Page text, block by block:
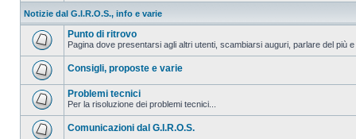
Notizie dal G.I.R.O.S., info e varie
Punto di ritrovo
Pagina dove presentarsi agli altri utenti, scambiarsi auguri, parlare del più
Consigli, proposte e varie
Problemi tecnici
Per la risoluzione dei problemi tecnici...
Comunicazioni dal G.I.R.O.S.